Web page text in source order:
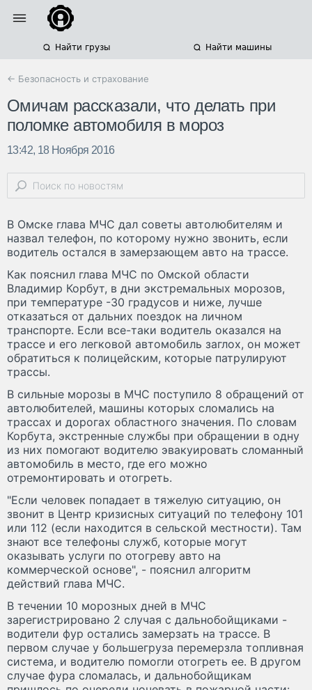
Найти грузы Найти машины
← Безопасность и страхование
Омичам рассказали, что делать при
поломке автомобиля в мороз
13:42, 18 Ноября 2016
В Омске глава МЧС дал советы автолюбителям и
назвал телефон, по которому нужно звонить, если
водитель остался в замерзающем авто на трассе.
Как пояснил глава МЧС по Омской области
Владимир Корбут, в дни экстремальных морозов,
при температуре -30 градусов и ниже, лучше
отказаться от дальних поездок на личном
транспорте. Если все-таки водитель оказался на
трассе и его легковой автомобиль заглох, он может
обратиться к полицейским, которые патрулируют
трассы.
В сильные морозы в МЧС поступило 8 обращений от
автолюбителей, машины которых сломались на
трассах и дорогах областного значения. По словам
Корбута, экстренные службы при обращении в одну
из них помогают водителю эвакуировать сломанный
автомобиль в место, где его можно
отремонтировать и отогреть.
"Если человек попадает в тяжелую ситуацию, он
звонит в Центр кризисных ситуаций по телефону 101
или 112 (если находится в сельской местности). Там
знают все телефоны служб, которые могут
оказывать услуги по отогреву авто на
коммерческой основе", - пояснил алгоритм
действий глава МЧС.
В течении 10 морозных дней в МЧС
зарегистрировано 2 случая с дальнобойщиками -
водители фур остались замерзать на трассе. В
первом случае у большегруза перемерзла топливная
система, и водителю помогли отогреть ее. В другом
случае фура сломалась, и дальнобойщикам